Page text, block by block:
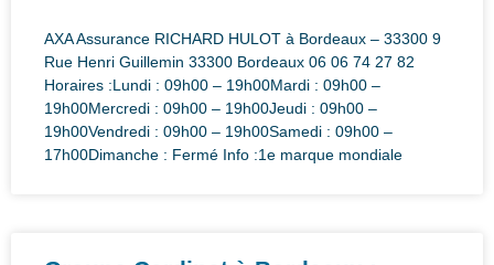
AXA Assurance RICHARD HULOT à Bordeaux – 33300 9
Rue Henri Guillemin 33300 Bordeaux 06 06 74 27 82
Horaires :Lundi : 09h00 – 19h00Mardi : 09h00 –
19h00Mercredi : 09h00 – 19h00Jeudi : 09h00 –
19h00Vendredi : 09h00 – 19h00Samedi : 09h00 –
17h00Dimanche : Fermé Info :1e marque mondiale